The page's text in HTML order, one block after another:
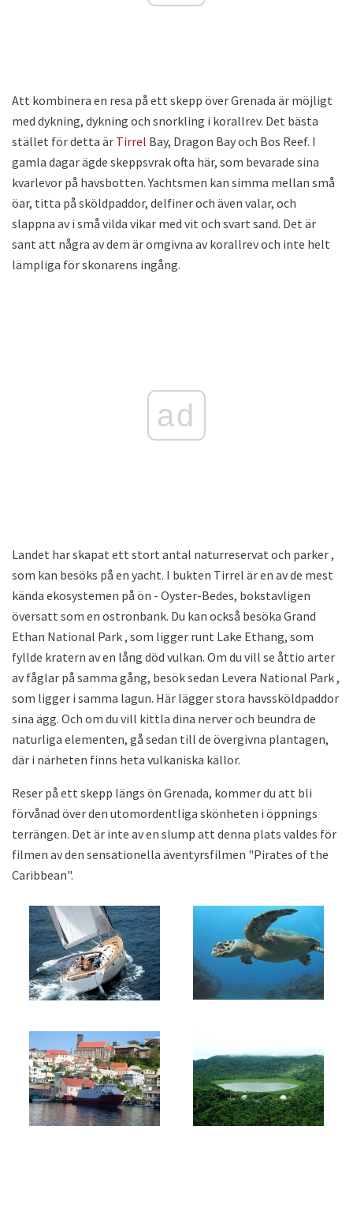
Att kombinera en resa på ett skepp över Grenada är möjligt
med dykning, dykning och snorkling i korallrev. Det bästa
stället för detta är Tirrel Bay, Dragon Bay och Bos Reef. I
gamla dagar ägde skeppsvrak ofta här, som bevarade sina
kvarlevor på havsbotten. Yachtsmen kan simma mellan små
öar, titta på sköldpaddor, delfiner och även valar, och
slappna av i små vilda vikar med vit och svart sand. Det är
sant att några av dem är omgivna av korallrev och inte helt
lämpliga för skonarens ingång.
ad
Landet har skapat ett stort antal naturreservat och parker ,
som kan besöks på en yacht. I bukten Tirrel är en av de mest
kända ekosystemen på ön - Oyster-Bedes, bokstavligen
översatt som en ostronbank. Du kan också besöka Grand
Ethan National Park , som ligger runt Lake Ethang, som
fyllde kratern av en lång död vulkan. Om du vill se åttio arter
av fåglar på samma gång, besök sedan Levera National Park ,
som ligger i samma lagun. Här lägger stora havssköldpaddor
sina ägg. Och om du vill kittla dina nerver och beundra de
naturliga elementen, gå sedan till de övergivna plantagen,
där i närheten finns heta vulkaniska källor.
Reser på ett skepp längs ön Grenada, kommer du att bli
förvånad över den utomordentliga skönheten i öppnings
terrängen. Det är inte av en slump att denna plats valdes för
filmen av den sensationella äventyrsfilmen "Pirates of the
Caribbean".